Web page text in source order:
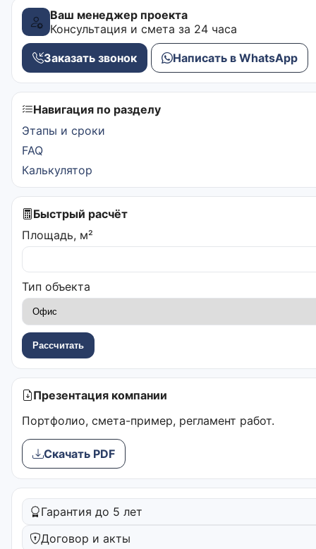
Ваш менеджер проекта
Консультация и смета за 24 часа
Заказать звонок Написать в WhatsApp
Навигация по разделу
Этапы и сроки
FAQ
Калькулятор
Быстрый расчёт
Площадь, м²
Тип объекта
Рассчитать
Презентация компании
Портфолио, смета-пример, регламент работ.
Скачать PDF
Гарантия до 5 лет
Договор и акты